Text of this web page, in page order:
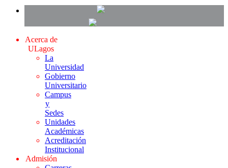
Acerca de
ULagos
La
Universidad
Gobierno
Universitario
Campus
y
Sedes
Unidades
Académicas
Acreditación
Institucional
Admisión